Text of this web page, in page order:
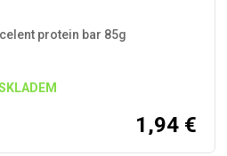
protein bar 85g
1,94 €